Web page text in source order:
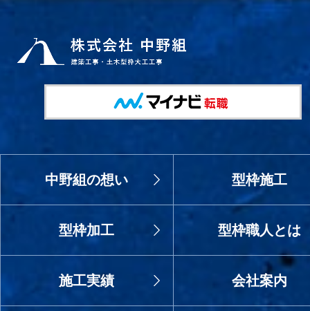
中野組の想い 型枠施工
型枠加工 型枠職人とは
施工実績 会社案内